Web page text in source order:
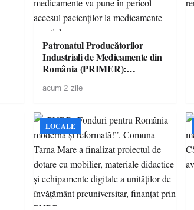
Patronatul Producătorilor
Industriali de Medicamente din
România (PRIMER):
energie electrică a fabricilor de
accesul pacienților la
medicamente esențiale
acum 2 zile
LOCALE